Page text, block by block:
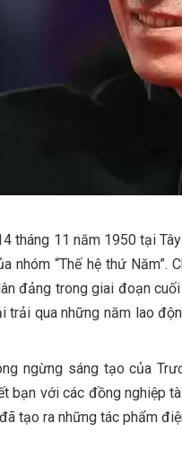
tháng 11 năm 1950 tại
nhóm “Thế hệ thứ
đảng trong giai đoạn
trải qua những năm lao
ngừng sáng tạo của
bạn với các đồng nghiệp
tạo ra những tác phẩm